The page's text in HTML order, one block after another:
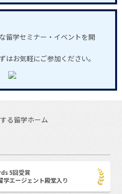
留学セミナー・イベントを開
はお気軽にご参加ください。
る留学ホーム
5回受賞
学エージェント殿堂入り